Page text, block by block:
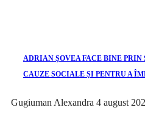
ADRIAN ȘOVEA FACE BINE PRIN
CAUZE SOCIALE ȘI PENTRU A
Gugiuman Alexandra 4 august